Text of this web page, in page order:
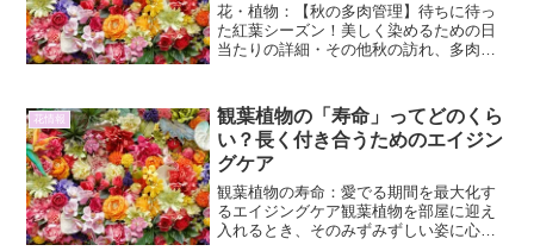
花・植物：【秋の多肉管理】待ちに待っ
た紅葉シーズン！美しく染めるための日
当たりの詳細・その他秋の訪れ、多肉植
季節の始まりを告げます。夏の間、厳し
い暑さから身を守るために...
花情報
観葉植物の「寿命」ってどのくら
い？長く付き合うためのエイジン
グケア
観葉植物の寿命：愛でる期間を最大化す
るエイジングケア観葉植物を部屋に迎え
入れるとき、そのみずみずしい姿に心を